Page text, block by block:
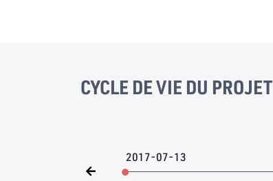
CYCLE DE VIE DU PROJET
2017-07-13